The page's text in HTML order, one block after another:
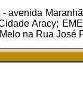
avenida
Aracy;
na Rua José